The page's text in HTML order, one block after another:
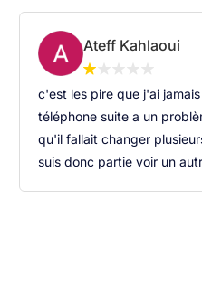
Ateff Kahlaoui
c'est les pire que j'ai
téléphone suite a un
qu'il fallait changer
suis donc partie voir un